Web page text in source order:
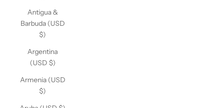
Antigua &
Barbuda (USD
$)
Argentina
(USD $)
Armenia (USD
$)